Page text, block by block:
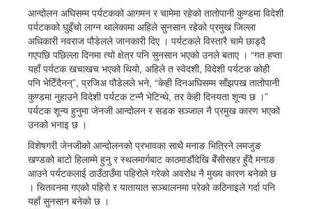
आन्दोलन अघिसम्म पर्यटकको आगमन र चामेमा रहेको तातोपानी कुण्डमा विदेशी
पर्यटकको घुइँचो लाग्न थालेकामा अहिले सुनसान रहेको प्रमुख जिल्ला
अधिकारी नवराज पौडेलले जानकारी दिए । पर्यटकले विस्तारै चामे छाड्दै
गएपछि पछिल्ला दिनमा त्यो क्षेत्र पनि सुनसान भएको उनले बताए । “गत हप्ता
यहाँ पर्यटक खचाखच भएको थियो, अहिले त स्वेदशी, विदेशी पर्यटक कोही
पनि भेटिँदैनन्”, प्रजिअ पौडेलले भने, “केही दिनअघिसम्म साँझपख तातोपानी
कुण्डमा नुहाउने विदेशी पर्यटक टन्नै भेटिन्थे, तर केही दिनयता शून्य छ ।”
पर्यटक शून्य हुनुमा जेनजी आन्दोलन र सडक सञ्जाल नै प्रमुख कारण भएको
उनको भनाइ छ ।
विशेषगरी जेनजीको आन्दोलनको प्रभावका साथै मनाङ भित्रिने लमजुङ
खण्डको बाटो हिलाम्मे हुनु र स्थलमार्गबाट काठमाडौंदेखि बेँसीसहर हुँदै मनाङ
आउने पर्यटकलाई ठाउँठाउँमा पहिरोले गरेको अवरोध नै मुख्य कारण बनेको छ
। चितवनमा गएको पहिरो र यातायात सञ्चालनमा परेको कठिनाइले गर्दा पनि
यहाँ सुनसान बनेको छ ।